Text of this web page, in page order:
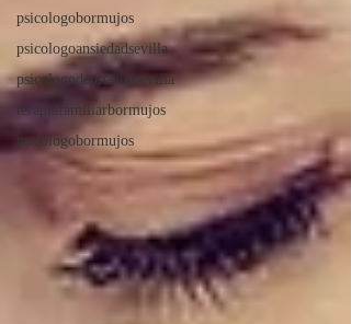
psicologobormujos
psicologoansiedadsevilla
psicologodepresionsevilla
terapiafamiliarbormujos
psicologobormujos